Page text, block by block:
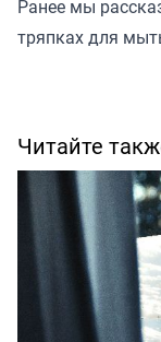
Ранее мы
тряпках для
Читайте